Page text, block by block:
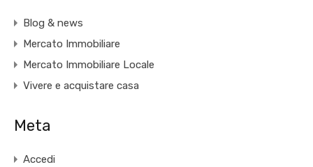
Blog & news
Mercato Immobiliare
Mercato Immobiliare Locale
Vivere e acquistare casa
Meta
Accedi